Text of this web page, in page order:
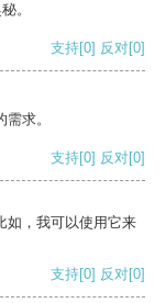
。
支持[0] 反对[0]
求。
支持[0] 反对[0]
如，我可以使用它来
支持[0] 反对[0]